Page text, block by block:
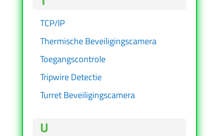
TCP/IP
Thermische Beveiligingscamera
Toegangscontrole
Tripwire Detectie
Turret Beveiligingscamera
U